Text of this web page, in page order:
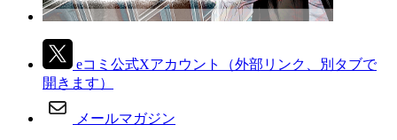
eコミ公式Xアカウント
（外部リンク、別タブで
開きます）
メールマガジン